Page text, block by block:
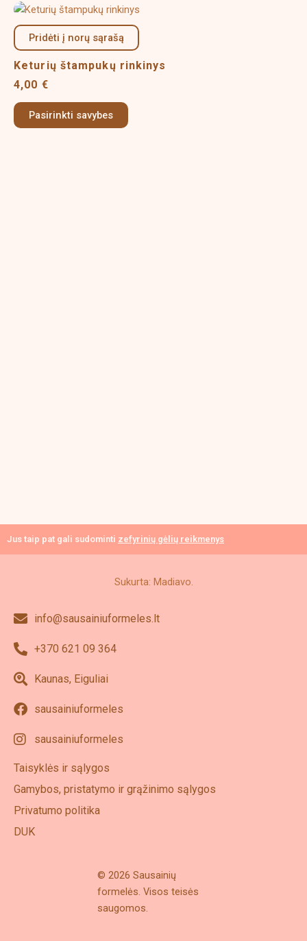
the
product
page
Pridėti į norų sąrašą
Keturių štampukų rinkinys
4,00 €
Pasirinkti savybes
This
product
has
multiple
variants.
options
may
Jus taip pat gali sudominti zefyrinių gėlių reikmenys
Sukurta: Madiavo.
info@sausainiuformeles.lt
+370 621 09 364
Kaunas, Eiguliai
sausainiuformeles
sausainiuformeles
Taisyklės ir sąlygos
Gamybos, pristatymo ir grąžinimo sąlygos
Privatumo politika
DUK
© 2026 Sausainių
formelės. Visos teisės
saugomos.